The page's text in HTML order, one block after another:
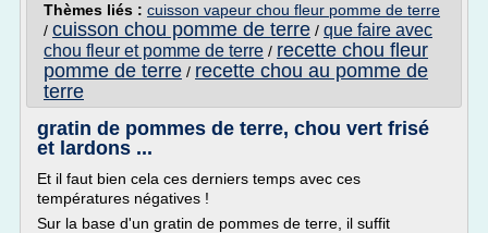
Thèmes liés : cuisson vapeur chou fleur pomme de terre
/ cuisson chou pomme de terre / que faire avec
chou fleur et pomme de terre / recette chou fleur
pomme de terre / recette chou au pomme de
terre
gratin de pommes de terre, chou vert frisé
et lardons ...
Et il faut bien cela ces derniers temps avec ces
températures négatives !
Sur la base d'un gratin de pommes de terre, il suffit